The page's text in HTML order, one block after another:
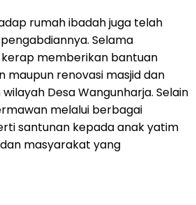
rumah ibadah juga telah
Selama
kerap memberikan bantuan
maupun renovasi masjid dan
Desa Wangunharja. Selain
melalui berbagai
santunan kepada anak yatim
masyarakat yang